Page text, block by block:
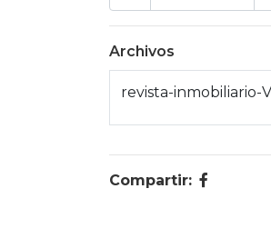
Archivos
revista-inmobiliario-
Compartir: